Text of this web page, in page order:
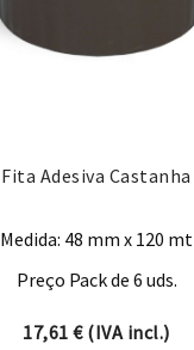
Fita Adesiva Castanha
Medida: 48 mm x 120 mt
Preço Pack de 6 uds.
17,61€(IVA incl.)